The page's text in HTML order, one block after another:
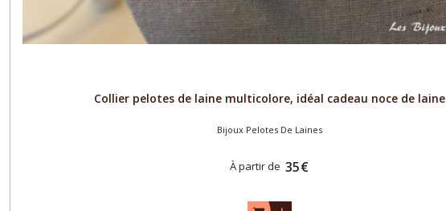
Collier pelotes de laine multicolore, idéal cadeau noce de laine
Bijoux Pelotes De Laines
À partir de 35€